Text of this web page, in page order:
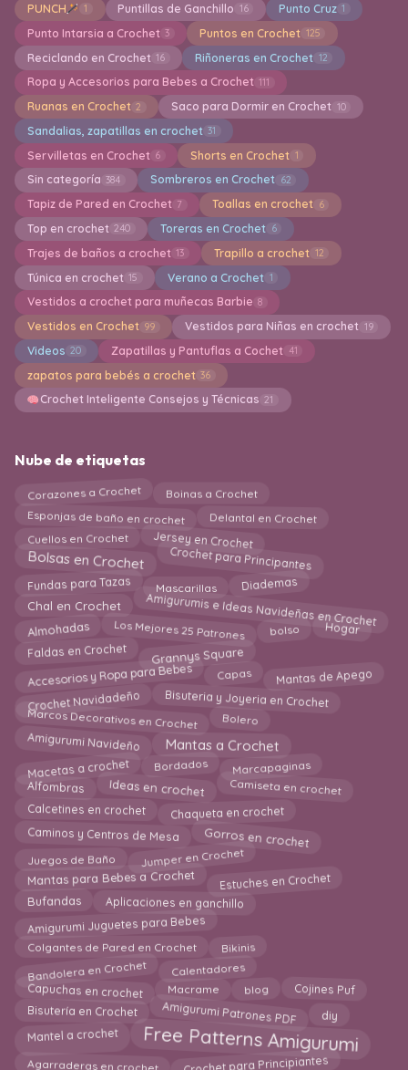
PUNCH 1 Puntillas de Ganchillo 16 Punto Cruz 1
Punto Intarsia a Crochet 3 Puntos en Crochet 125
Reciclando en Crochet 16 Riñoneras en Crochet 12
Ropa y Accesorios para Bebes a Crochet 111
Ruanas en Crochet 2 Saco para Dormir en Crochet 10
Sandalias, zapatillas en crochet 31
Servilletas en Crochet 6 Shorts en Crochet 1
Sin categoría 384 Sombreros en Crochet 62
Tapiz de Pared en Crochet 7 Toallas en crochet 6
Top en crochet 240 Toreras en Crochet 6
Trajes de baños a crochet 13 Trapillo a crochet 12
Túnica en crochet 15 Verano a Crochet 1
Vestidos a crochet para muñecas Barbie 8
Vestidos en Crochet 99 Vestidos para Niñas en crochet 19
Videos 20 Zapatillas y Pantuflas a Cochet 41
zapatos para bebés a crochet 36
Crochet Inteligente Consejos y Técnicas 21
Nube de etiquetas
Corazones a Crochet Boinas a Crochet
Esponjas de baño en crochet Delantal en Crochet
Cuellos en Crochet Jersey en Crochet
Bolsas en Crochet Crochet para Principantes
Fundas para Tazas Mascarillas Diademas
Chal en Crochet Amigurumis e Ideas Navideñas en Crochet
Almohadas Los Mejores 25 Patrones bolso Hogar
Faldas en Crochet Grannys Square
Accesorios y Ropa para Bebes Capas Mantas de Apego
Crochet Navidadeño Bisuteria y Joyeria en Crochet
Marcos Decorativos en Crochet Bolero
Amigurumi Navideño Mantas a Crochet
Macetas a crochet Bordados Marcapaginas
Alfombras Ideas en crochet Camiseta en crochet
Calcetines en crochet Chaqueta en crochet
Caminos y Centros de Mesa Gorros en crochet
Juegos de Baño Jumper en Crochet
Mantas para Bebes a Crochet Estuches en Crochet
Bufandas Aplicaciones en ganchillo
Amigurumi Juguetes para Bebes
Colgantes de Pared en Crochet Bikinis
Bandolera en Crochet Calentadores
Capuchas en crochet Macrame blog Cojines Puf
Bisutería en Crochet Amigurumi Patrones PDF diy
Mantel a crochet Free Patterns Amigurumi
Agarraderas en crochet